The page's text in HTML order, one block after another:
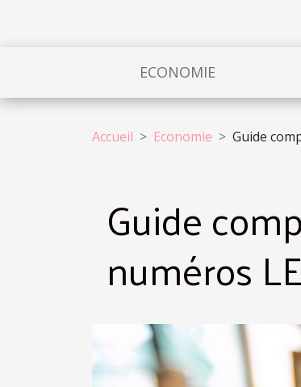
ECONOMIE
Accueil Economie Guide
Guide
numéros